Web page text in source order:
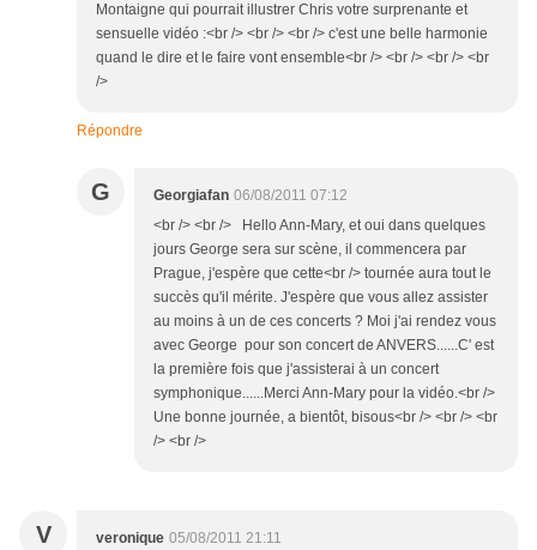
Montaigne qui pourrait illustrer Chris votre surprenante et
sensuelle vidéo :<br /> <br /> <br /> c'est une belle harmonie
quand le dire et le faire vont ensemble<br /> <br /> <br /> <br
/>
Répondre
G Georgiafan 06/08/2011 07:12
<br /> <br /> Hello Ann-Mary, et oui dans quelques
jours George sera sur scène, il commencera par
Prague, j'espère que cette<br /> tournée aura tout le
succès qu'il mérite. J'espère que vous allez assister
au moins à un de ces concerts ? Moi j'ai rendez vous
avec George pour son concert de ANVERS......C' est
la première fois que j'assisterai à un concert
symphonique......Merci Ann-Mary pour la vidéo.<br />
Une bonne journée, a bientôt, bisous<br /> <br /> <br
/> <br />
V veronique 05/08/2011 21:11